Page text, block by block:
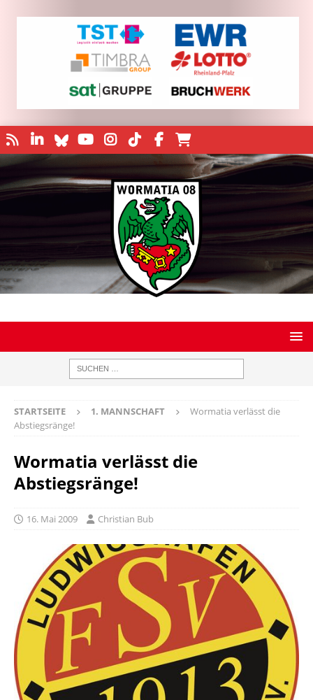
STARTSEITE 1. MANNSCHAFT
Wormatia verlässt die
Abstiegsränge!
Wormatia verlässt die
Abstiegsränge!
16. Mai 2009 Christian Bub